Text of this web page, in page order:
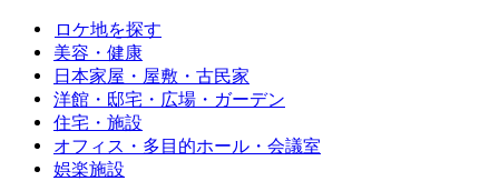
ロケ地を探す
美容・健康
日本家屋・屋敷・古民家
洋館・邸宅・広場・ガーデン
住宅・施設
オフィス・多目的ホール・会議室
娯楽施設